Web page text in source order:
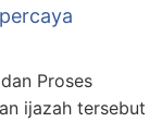
Proses
ijazah tersebut